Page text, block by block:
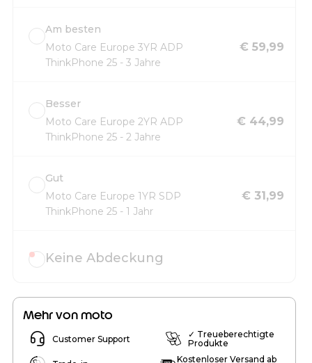
Am besten
Moto Care Europe 3YR ADP
ThinkPhone 25 - 3 Jahre
€ 59,99
Besser
Moto Care Europe 2YR ADP
ThinkPhone 25 - 2 Jahre
€ 44,99
Gut
Moto Care Europe 1YR SDP
ThinkPhone 25 - 1 Jahr
€ 31,99
Keine Abdeckung
Mehr von moto
Customer Support
✓ Treueberechtigte
Produkte
Kostenloser Versand ab